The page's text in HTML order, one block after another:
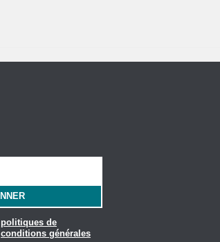
politiques de
conditions générales